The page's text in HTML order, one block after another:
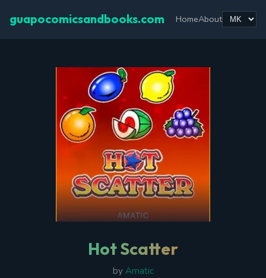
guapocomicsandbooks.com HomeAbout
Hot Scatter
by Amatic